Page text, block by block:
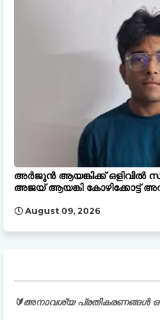
അർജുൻ ആയങ്കിക്ക് ഒളിവിൽ
അജയ് ആയങ്കി കോഴിക്കോട്ട്
August 09, 2026
🔰അനാവശ്യ പ്രതികരണങ്ങൾ